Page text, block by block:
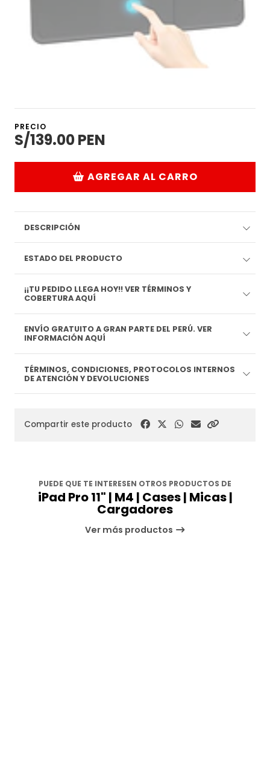
PRECIO
S/139.00 PEN
AGREGAR AL CARRO
DESCRIPCIÓN
ESTADO DEL PRODUCTO
¡¡TU PEDIDO LLEGA HOY!! VER TÉRMINOS Y
COBERTURA AQUÍ
ENVÍO GRATUITO A GRAN PARTE DEL PERÚ. VER
INFORMACIÓN AQUÍ
TÉRMINOS, CONDICIONES, PROTOCOLOS INTERNOS
DE ATENCIÓN Y DEVOLUCIONES
Compartir este producto
PUEDE QUE TE INTERESEN OTROS PRODUCTOS DE
iPad Pro 11" | M4 | Cases | Micas |
Cargadores
Ver más productos